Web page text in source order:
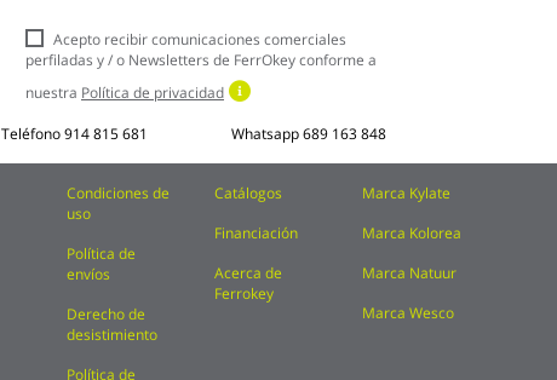
boletín
noticias:
Acepto recibir comunicaciones comerciales
perfiladas y / o Newsletters de FerrOkey conforme a
nuestra Política de privacidad
Teléfono914 815 681 Whatsapp689 163 848
Condiciones de
uso
Política de
envíos
Derecho de
desistimiento
Política de
Catálogos
Financiación
Acerca de
Ferrokey
Marca Kylate
Marca Kolorea
Marca Natuur
Marca Wesco